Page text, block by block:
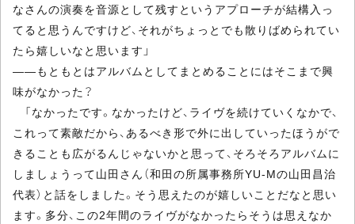
なさんの演奏を音源として残すというアプローチが結構入っ
てると思うんですけど、それがちょっとでも散りばめられてい
たら嬉しいなと思います」
――もともとはアルバムとしてまとめることにはそこまで興
味がなかった？
「なかったです。なかったけど、ライヴを続けていくなかで、
これって素敵だから、あるべき形で外に出していったほうがで
きることも広がるんじゃないかと思って、そろそろアルバムに
しましょうって山田さん（和田の所属事務所YU-Mの山田昌治
代表）と話をしました。そう思えたのが嬉しいことだなと思い
ます。多分、この2年間のライヴがなかったらそうは思えなか